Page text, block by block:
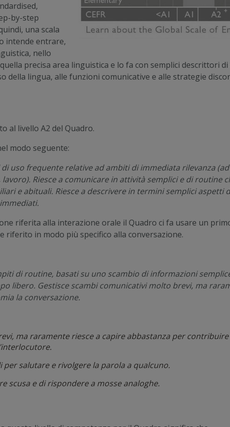
by-step
una scala
intende entrare,
nello
precisa area linguistica e lo fa con semplici descrittori
della lingua, alle funzioni comunicative e alle strategie
al livello A2 del Quadro.
modo seguente:
uso frequente relative ad ambiti di immediata rilevanza
Riesce a comunicare in attività semplici e di routine
e abituali. Riesce a descrivere in termini semplici
riferita alla interazione orale il Quadro ci fa usare un
riferito in modo più specifico alla conversazione.
di routine, basati su uno scambio di informazioni
libero. Gestisce scambi comunicativi molto brevi, ma
la conversazione.
ma raramente riesce a capire abbastanza per
salutare e rivolgere la parola a qualcuno.
scusa e di rispondere a mosse analoghe.